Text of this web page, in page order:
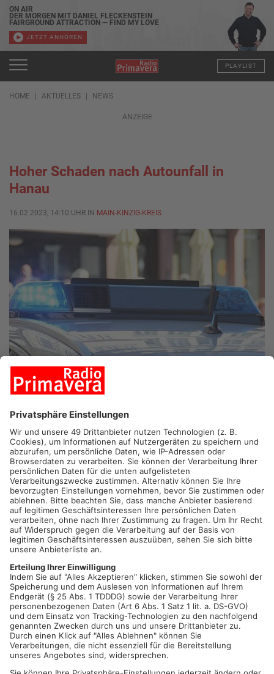
ON AIR
DER MORGEN MIT DANIEL FLECKENSTEIN
FAIRGROUND ATTRACTION — FIND MY LOVE
JETZT ANHÖREN
PLAYLIST
HOME AKTUELLES NEWS
ANZEIGE
Hoher Schaden nach Autounfall in
Hanau
16.02.2023, 14:10 UHR IN MAIN-KINZIG-KREIS
HANAU.Bei einem Unfall im Bereich der Kreuzung der Straßen
Nußallee/Eugen-Kaiser-Straße wurden am Mittwochabend drei
Autos massiv beschädigt und mussten abgeschleppt werden -
in Richtung Eugen-Kaiser-Straße musste für etwa eine Stunde
voll gesperrt werden.
Ein 54 Jahre alter Mann aus Hanau stoppte mit seinem VW
Sharan an einer roten Ampel. Als die dann für die
Rechtsabbieger auf Grün umsprang, ging der VW-Fahrer
offenbar davon aus, dass das Grünzeichen auch für ihn gelte
und fuhr auf die Kreuzung. Dort kollidierte er mit dem Mini
einer 43 Jahre alten Hanauerin. Durch den Aufprall wurde der
Mini auf den rechten Fahrstreifen abgedrängt und prallte dort
noch mit einem BMW zusammen.
Die Unfallbeteiligten blieben wohl unverletzt. Der Sachschaden
liegt bei rund 15.000 Euro. Hinweise zum Unfall nimmt die
Wache der Polizeistation in Hanau unter der Rufnummer
0618110012-0 entgegen.
Artikel teilen